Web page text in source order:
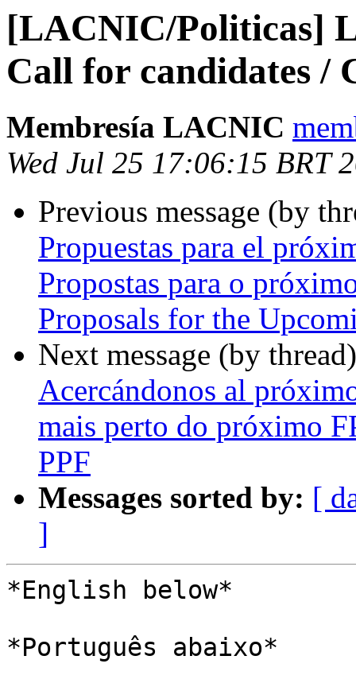
[LACNIC/Politicas]
Call for candidates /
Membresía LACNIC
Wed Jul 25 17:06:15 BRT
Previous message (by
Propuestas para el
Propostas para o
Proposals for the
Next message (by
Acercándonos al
mais perto do próximo
PPF
Messages sorted by: [
]
*English below*
*Português abaixo*